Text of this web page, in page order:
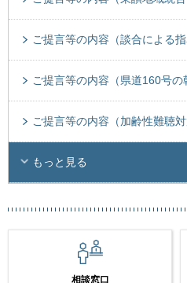
ご提言等の内容（談合による指
ご提言等の内容（県道160号の
ご提言等の内容（加齢性難聴
もっと見る
相談窓口